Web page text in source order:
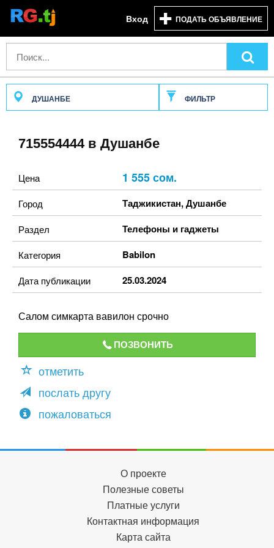
Вход ПОДАТЬ ОБЪЯВЛЕНИЕ
ДУШАНБЕ ФИЛЬТР
715554444 в Душанбе
Цена 1 555 сом.
Город Таджикистан,Душанбе
Раздел Телефоны и гаджеты
Категория Babilon
Дата публикации 25.03.2024
Салом симкарта вавилон срочно
ПОЗВОНИТЬ
отметить
послать другу
пожаловаться
О проекте
Полезные советы
Платные услуги
Контактная информация
Карта сайта